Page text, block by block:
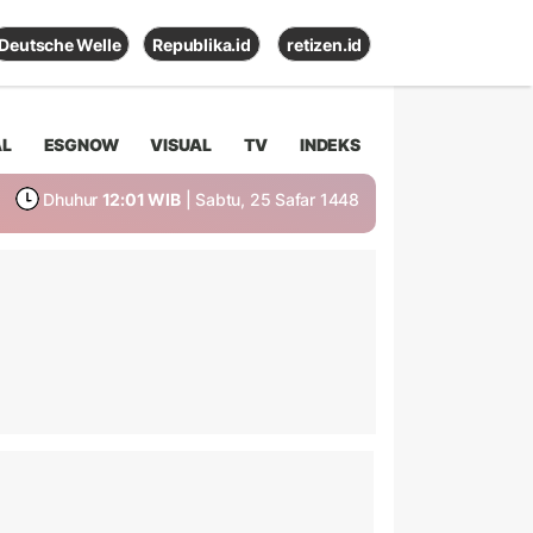
Deutsche Welle Republika.id retizen.id
ESGNOW VISUAL TV INDEKS
Dhuhur 12:01 WIB | Sabtu, 25 Safar 1448